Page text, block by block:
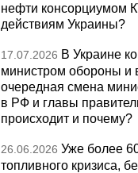
нефти консорциумом
действиям Украины?
17.07.2026 В Украине
министром обороны и
очередная смена
в РФ и главы
происходит и почему?
26.06.2026 Уже более
топливного кризиса,